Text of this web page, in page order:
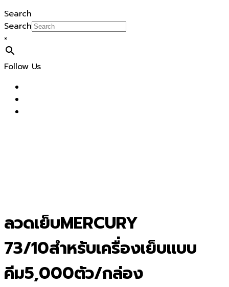
Search
Search
×
Follow Us
ลวดเย็บMERCURY
73/10สำหรับเครื่องเย็บแบบ
คีม5,000ตัว/กล่อง